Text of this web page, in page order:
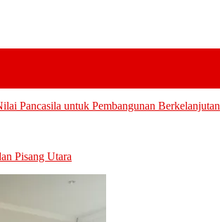
Pancasila untuk Pembangunan Berkelanjutan
Pisang Utara